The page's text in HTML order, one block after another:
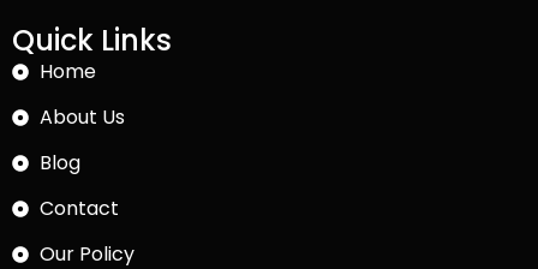
Quick Links
Home
About Us
Blog
Contact
Our Policy